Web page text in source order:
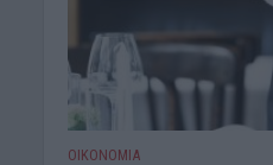
ΟΙΚΟΝΟΜΙΑ